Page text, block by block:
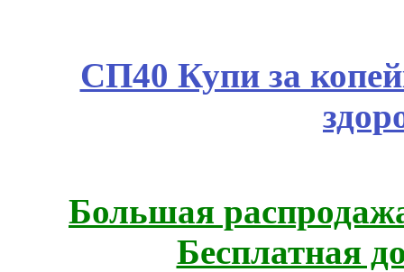
СП40 Купи за
Большая
Бесплатная